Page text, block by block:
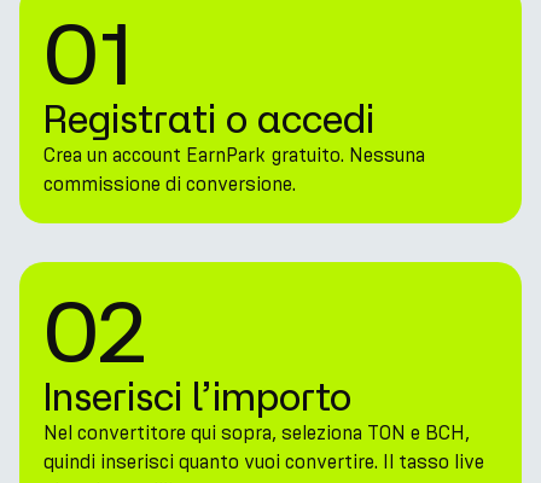
01
Registrati o accedi
Crea un account EarnPark gratuito. Nessuna
commissione di conversione.
02
Inserisci l’importo
Nel convertitore qui sopra, seleziona TON e BCH,
quindi inserisci quanto vuoi convertire. Il tasso live